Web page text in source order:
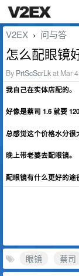
V2EX › 问与答
怎么配眼镜
By PrtScScrLkat Mar
我自己在实体店配的。
好像是蔡司 1.6 就要
总感觉这个价格水分很
晚上带老婆去配眼镜。
配眼镜有什么更好的途
眼镜 蔡司